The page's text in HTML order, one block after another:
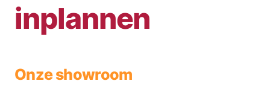
inplannen
Onze showroom